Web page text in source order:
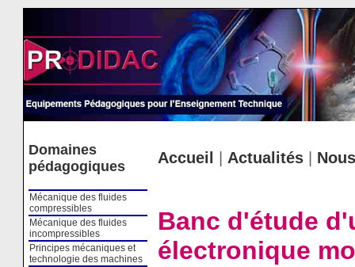
Domaines
pédagogiques
Mécanique des fluides
compressibles
Mécanique des fluides
incompressibles
Principes mécaniques et
technologie des machines
Accueil Actualités|
Banc d'étude
électronique
Cookies management panel